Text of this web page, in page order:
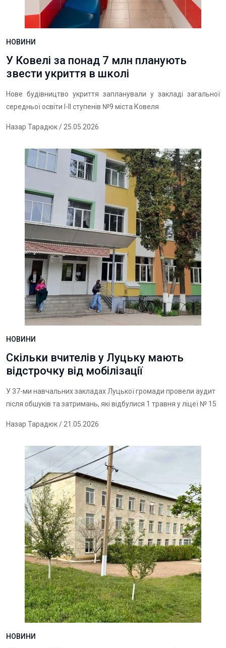
НОВИНИ
У Ковелі за понад 7 млн планують
звести укриття в школі
Нове будівництво укриття запланували у закладі загальної
середньої освіти І-ІІ ступенів №9 міста Ковеля
Назар Тарадюк/ 25.05.2026
НОВИНИ
Скільки вчителів у Луцьку мають
відстрочку від мобілізації
У 37-ми навчальних закладах Луцької громади провели аудит
після обшуків та затримань, які відбулися 1 травня у ліцеї № 15
Назар Тарадюк/ 21.05.2026
НОВИНИ